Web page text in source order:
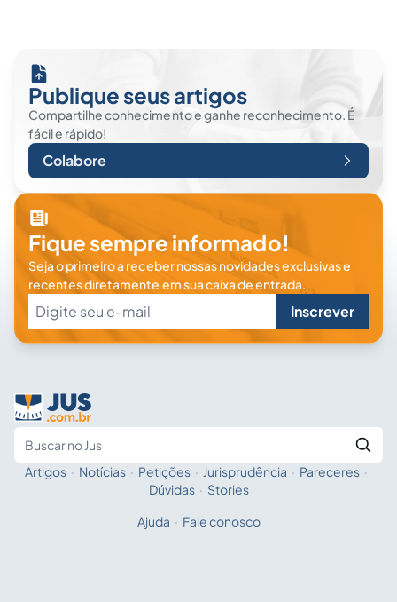
Publique seus artigos
Compartilhe conhecimento e ganhe reconhecimento. É
fácil e rápido!
Colabore
Fique sempre informado!
Seja o primeiro a receber nossas novidades exclusivas e
recentes diretamente em sua caixa de entrada.
Inscrever
Fale com a IA
Artigos · Notícias · Petições · Jurisprudência · Pareceres ·
Dúvidas · Stories
Ajuda · Fale conosco